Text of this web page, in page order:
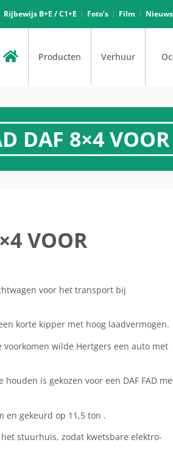
Rijbewijs B+E / C1+E Foto’s Film Nieuws
Producten Verhuur
DAF 8×4
VOOR
voor het transport bij
korte kipper met hoog laadvermogen.
wilde Hertgers een auto met
is gekozen voor een DAF FAD
en gekeurd op 11,5 ton .
stuurhuis, zodat kwetsbare elektro-